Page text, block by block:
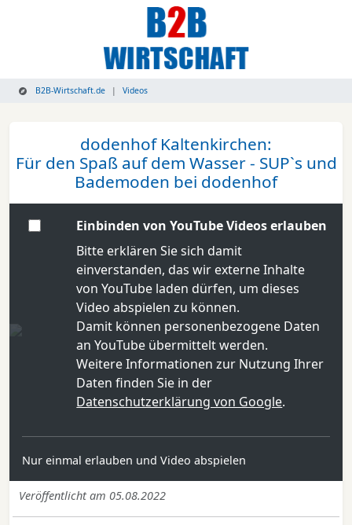
B2B-Wirtschaft.de Videos
dodenhof Kaltenkirchen:
Für den Spaß auf dem Wasser - SUP`s und
Bademoden bei dodenhof
Einbinden von YouTube Videos erlauben
Bitte erklären Sie sich damit
einverstanden, das wir externe Inhalte
von YouTube laden dürfen, um dieses
Video abspielen zu können.
Damit können personenbezogene Daten
an YouTube übermittelt werden.
Weitere Informationen zur Nutzung Ihrer
Daten finden Sie in der
Datenschutzerklärung von Google.
Nur einmal erlauben und Video abspielen
Veröffentlicht am 05.08.2022